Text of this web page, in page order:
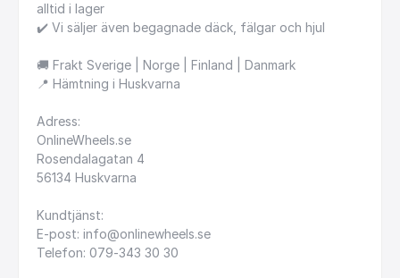
alltid i lager
✔️ Vi säljer även begagnade däck, fälgar och hjul
🚚 Frakt Sverige Norge Finland
Danmark
📍 Hämtning i Huskvarna
Adress:
OnlineWheels.se
Rosendalagatan 4
56134 Huskvarna
Kundtjänst:
E-post: info@onlinewheels.se
Telefon: 079-343 30 30